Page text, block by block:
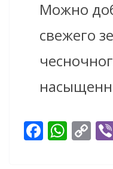
Можно
свежего
F W C